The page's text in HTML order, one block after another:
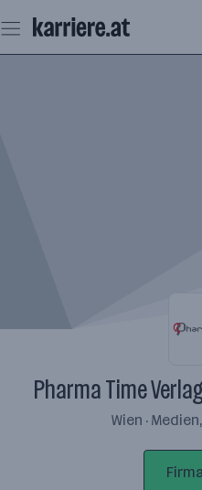
Seiteninhalt
springen
Pharma Time
Wien ·